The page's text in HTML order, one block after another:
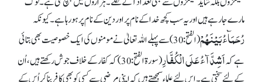
مارے جا رہے ہیں اور یہ سب کچھ خدا کے نام پر اور دین کے نام پر ہو رہا ہے۔ کیونکہ
رُحَمَآءُ بَیْنَھُمْ
(الفتح: 30) سے پہلے اللہ تعالیٰ نے مومنوں کی ایک خصوصیت بھی بتائی
ہے کہاَشِدَّآءُ عَلَی الْکُفَّارِ
(سورۃ الفتح: 30) کہ کفار کے خلاف جوش رکھتے ہیں، اُن